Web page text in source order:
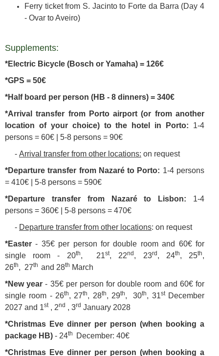
Ferry ticket from S. Jacinto to Forte da Barra (Day 4
- Ovar to Aveiro)
Supplements:
*Electric Bicycle (Bosch or Yamaha) = 126€
*GPS = 50€
*Half board per person (HB - 8 dinners) = 340€
*Arrival transfer from Porto airport (or from another
location of your choice) to the hotel in Porto: 1-4
persons = 60€ | 5-8 persons = 90€
- Arrival transfer from other locations: on request
*Departure transfer from Nazaré to Porto: 1-4 persons
= 410€ | 5-8 persons = 590€
*Departure transfer from Nazaré to Lisbon: 1-4
persons = 360€ | 5-8 persons = 470€
- Departure transfer from other locations: on request
*Easter - 35€ per person for double room and 60€ for
single room - 20th, 21st, 22nd, 23rd, 24th, 25th,
26th, 27th and 28th March
*New year - 35€ per person for double room and 60€ for
single room - 26th, 27th, 28th, 29th, 30th, 31stDecember
2027 and 1st, 2nd , 3rd January 2028
*Christmas Eve dinner per person (when booking a
package HB) - 24th
December: 40€
*Christmas Eve dinner per person (when booking a